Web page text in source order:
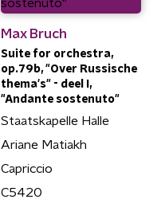
Max Bruch
Suite for orchestra,
op.79b, "Over Russische
thema's" - deel I,
"Andante sostenuto"
Staatskapelle Halle
Ariane Matiakh
Capriccio
C5420